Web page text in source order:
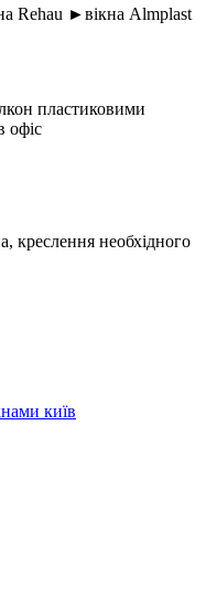
Rehau ►вікна Almplast
пластиковими
офіс
креслення необхідного